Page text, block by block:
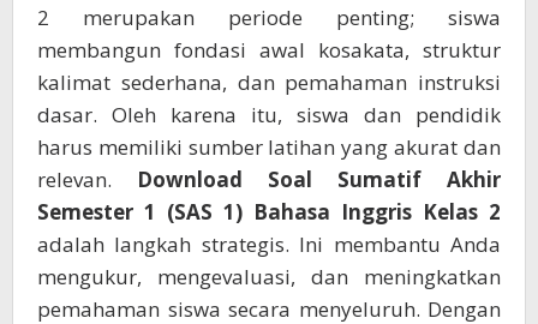
2 merupakan periode penting; siswa
membangun fondasi awal kosakata, struktur
kalimat sederhana, dan pemahaman instruksi
dasar. Oleh karena itu, siswa dan pendidik
harus memiliki sumber latihan yang akurat dan
relevan. Download Soal Sumatif Akhir
Semester 1 (SAS 1) Bahasa Inggris Kelas 2
adalah langkah strategis. Ini membantu Anda
mengukur, mengevaluasi, dan meningkatkan
pemahaman siswa secara menyeluruh. Dengan